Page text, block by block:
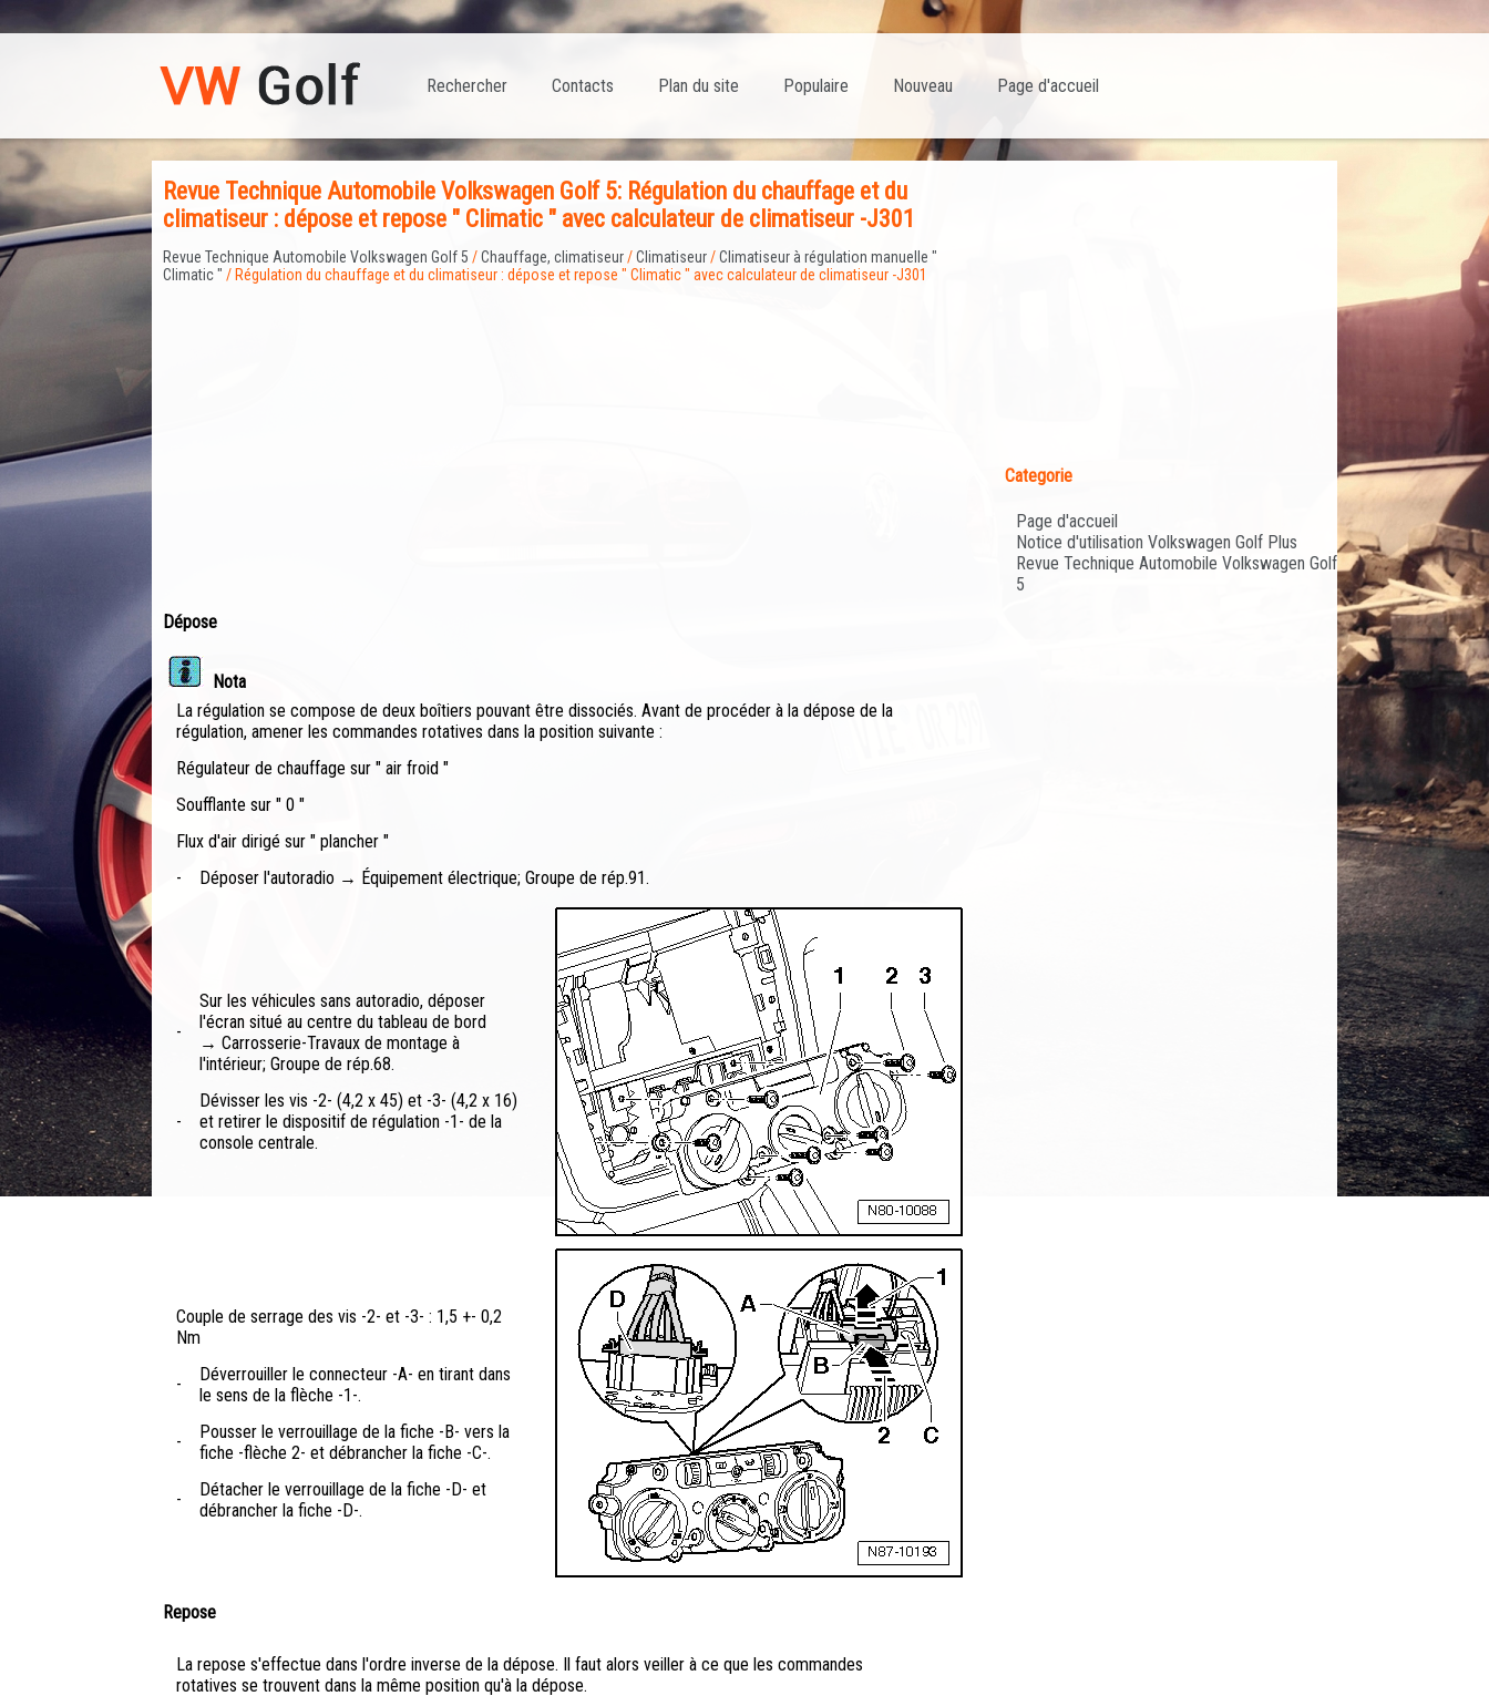
Page d'accueil
Nouveau
Populaire
Plan du site
Contacts
Rechercher
Revue Technique Automobile Volkswagen Golf 5: Régulation du chauffage et du
climatiseur : dépose et repose " Climatic " avec calculateur de climatiseur -J301
Revue Technique Automobile Volkswagen Golf 5 /Chauffage, climatiseur/Climatiseur/Climatiseur à régulation manuelle "
Climatic " / Régulation du chauffage et du climatiseur : dépose et repose " Climatic " avec calculateur de climatiseur -J301
Dépose
Nota
La régulation se compose de deux boîtiers pouvant être dissociés. Avant de procéder à la dépose de la
régulation, amener les commandes rotatives dans la position suivante :
Régulateur de chauffage sur " air froid "
Soufflante sur " 0 "
Flux d'air dirigé sur " plancher "
-
Déposer l'autoradio → Équipement électrique; Groupe de rép.91.
-
Sur les véhicules sans autoradio, déposer
l'écran situé au centre du tableau de bord
→ Carrosserie-Travaux de montage à
l'intérieur; Groupe de rép.68.
-
Dévisser les vis -2- (4,2 x 45) et -3- (4,2 x 16)
et retirer le dispositif de régulation -1- de la
console centrale.
Couple de serrage des vis -2- et -3- : 1,5 +- 0,2
Nm
-
Déverrouiller le connecteur -A- en tirant dans
le sens de la flèche -1-.
-
Pousser le verrouillage de la fiche -B- vers la
fiche -flèche 2- et débrancher la fiche -C-.
-
Détacher le verrouillage de la fiche -D- et
débrancher la fiche -D-.
Repose
La repose s'effectue dans l'ordre inverse de la dépose. Il faut alors veiller à ce que les commandes
rotatives se trouvent dans la même position qu'à la dépose.
Categorie
Page d'accueil
Notice d'utilisation Volkswagen Golf Plus
Revue Technique Automobile Volkswagen Golf
5